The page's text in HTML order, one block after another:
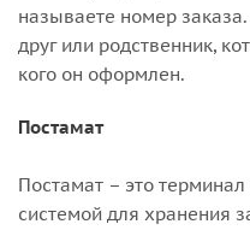
называете номер
друг или родственник,
кого он оформлен.
Постамат
Постамат – это
системой для хранения